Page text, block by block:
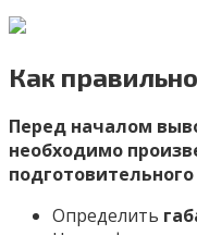
Как
Перед началом
необходимо
Определить